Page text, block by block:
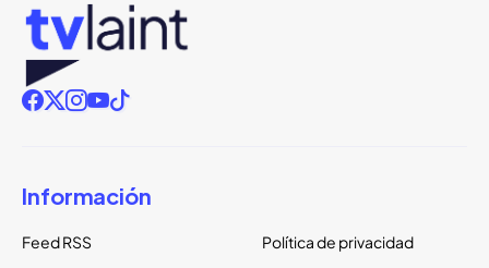
Información
Feed RSS Política de privacidad